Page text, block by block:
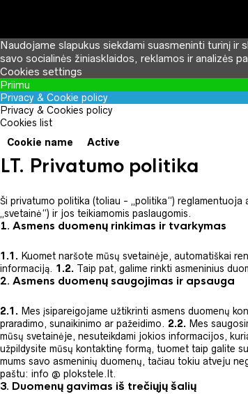
Naudojame slapukus siekdami suasmeninti turinį ir
savo socialinės žiniasklaidos, reklamos ir analizės
Cookies settings
Priimu
Privacy & Cookie policy
Privacy & Cookies policy
Cookies list
Cookie name
Active
LT. Privatumo politika
Ši privatumo politika (toliau - „politika“)
„svetainė“) ir jos teikiamomis paslaugomis.
1. Asmens duomenų rinkimas ir tvarkymas
1.1. Kuomet naršote mūsų svetainėje, automatiškai
informaciją. 1.2. Taip pat, galime rinkti asmeninius
2. Asmens duomenų saugojimas ir apsauga
2.1. Mes įsipareigojame užtikrinti asmens duomenų
praradimo, sunaikinimo ar pažeidimo. 2.2. Mes
mūsų svetainėje, nesuteikdami jokios informacijos,
užpildysite mūsų kontaktinę formą, tuomet taip galite
mums savo asmeninių duomenų, tačiau tokiu atveju
paštu: info @ plokstele.lt.
3. Duomenų gavimas iš trečiųjų šalių